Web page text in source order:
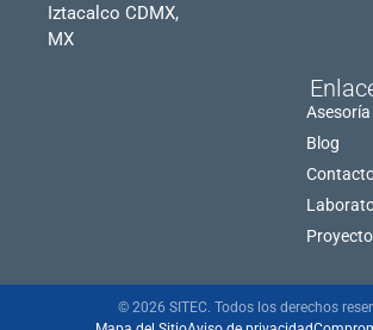
Iztacalco CDMX,
MX
Asesoría
Blog
© 2026 SITEC. Todos los derechos